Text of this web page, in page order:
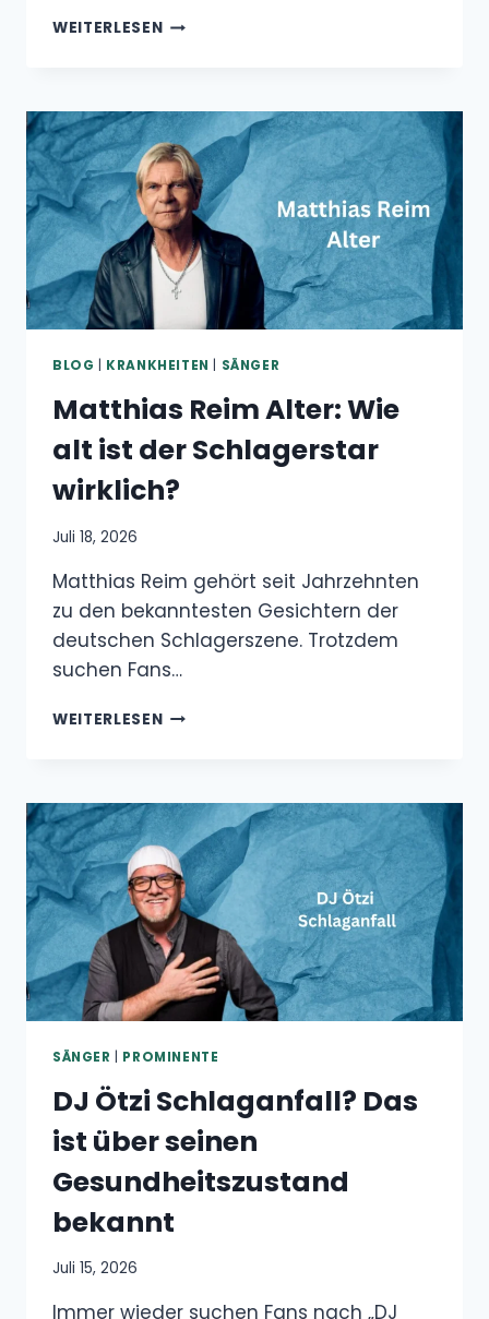
WEITERLESENWOLFGANG
DAS
IST
ÜBER
SEINEN
AKTUELLEN
GESUNDHEITSZUSTAND
BEKANNT
BLOG KRANKHEITEN SÄNGER
Matthias Reim Alter: Wie
alt ist der Schlagerstar
wirklich?
Juli 18, 2026
Matthias Reim gehört seit Jahrzehnten
zu den bekanntesten Gesichtern der
deutschen Schlagerszene. Trotzdem
suchen Fans…
WEITERLESENMATTHIAS
ALT
IST
DER
SCHLAGERSTAR
WIRKLICH?
SÄNGER PROMINENTE
DJ Ötzi Schlaganfall? Das
ist über seinen
Gesundheitszustand
bekannt
Juli 15, 2026
Immer wieder suchen Fans nach „DJ